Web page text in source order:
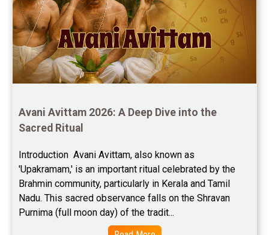
Stock Market Predictions Reviews
Free Wealth Horoscope Reviews
Free Marriage Horoscope Reviews
Free Star Horoscope Reviews
Baby Names Reviews
Free Chinese Compatibility Reviews
Free Feng Shui Reviews
Free Panchanga Predictions Reviews
Avani Avittam 2026: A Deep Dive into the
Sacred Ritual
Introduction  Avani Avittam, also known as
'Upakramam,' is an important ritual celebrated by the
Brahmin community, particularly in Kerala and Tamil
Nadu. This sacred observance falls on the Shravan
Purnima (full moon day) of the tradit...